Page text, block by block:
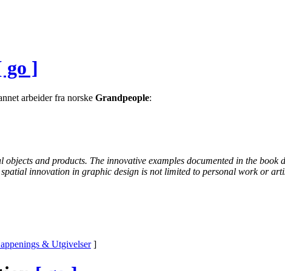
go ]
arbeider fra norske Grandpeople:
and products. The innovative examples documented in the
innovation in graphic design is not limited to personal work or
& Utgivelser]